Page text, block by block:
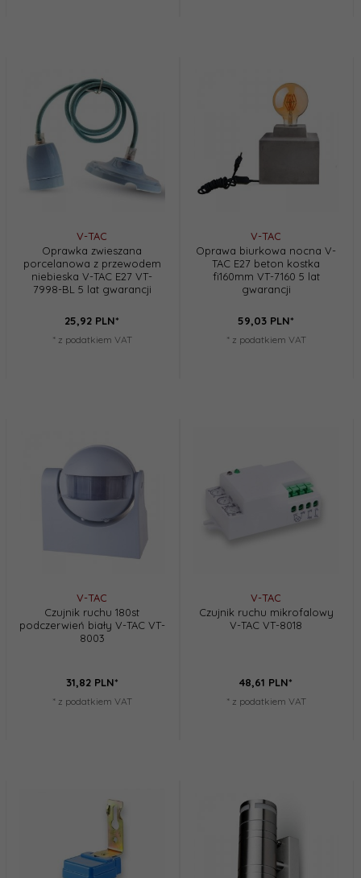
V-TAC
Oprawka zwieszana
porcelanowa z przewodem
niebieska V-TAC E27 VT-
7998-BL 5 lat gwarancji
25,92 PLN*
* z podatkiem VAT
V-TAC
Oprawa biurkowa nocna V-
TAC E27 beton kostka
fi160mm VT-7160 5 lat
gwarancji
59,03 PLN*
* z podatkiem VAT
V-TAC
Czujnik ruchu 180st
podczerwień biały V-TAC VT-
8003
31,82 PLN*
* z podatkiem VAT
V-TAC
Czujnik ruchu mikrofalowy
V-TAC VT-8018
48,61 PLN*
* z podatkiem VAT